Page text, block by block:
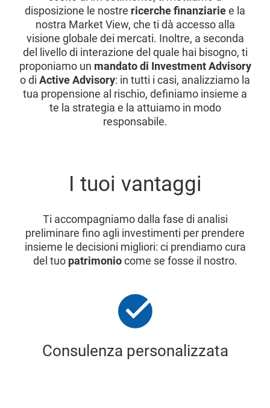
disposizione le nostre ricerche finanziariee la
nostra Market View, che ti dà accesso alla
visione globale dei mercati. Inoltre, a seconda
del livello di interazione del quale hai bisogno, ti
proponiamo un mandato di Investment Advisory
o di Active Advisory: in tutti i casi, analizziamo la
tua propensione al rischio, definiamo insieme a
te la strategia e la attuiamo in modo
responsabile.
I tuoi vantaggi
Ti accompagniamo dalla fase di analisi
preliminare fino agli investimenti per prendere
insieme le decisioni migliori: ci prendiamo cura
del tuo patrimoniocome se fosse il nostro.
Consulenza personalizzata